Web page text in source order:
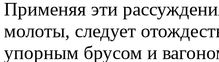
Применяя эти
молоты, следует
упорным брусом и